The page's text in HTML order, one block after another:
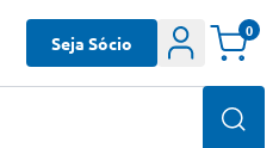
Seja Sócio
0